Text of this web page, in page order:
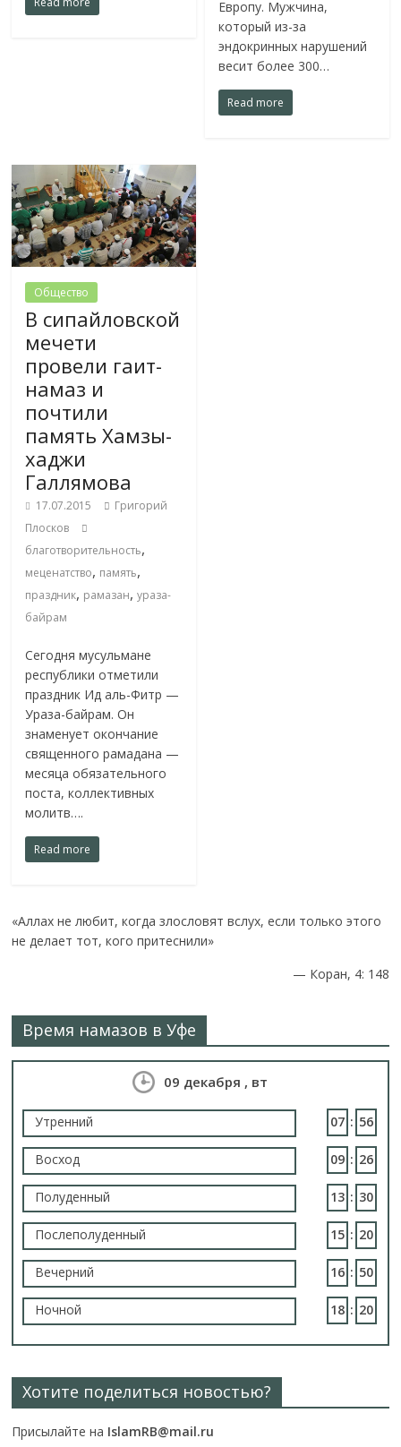
Европу. Мужчина,
который из-за
эндокринных нарушений
весит более 300…
Read more
Общество
В сипайловской
мечети
провели гаит-
намаз и
почтили
память Хамзы-
хаджи
Галлямова
17.07.2015
Григорий
Плосков
благотворительность,
меценатство, память,
праздник, рамазан,ураза-
байрам
Сегодня мусульмане
республики отметили
праздник Ид аль-Фитр —
Ураза-байрам. Он
знаменует окончание
священного рамадана —
месяца обязательного
поста, коллективных
молитв….
Read more
«Аллах не любит, когда злословят вслух, если только этого
не делает тот, кого притеснили»
— Коран, 4: 148
Время намазов в Уфе
09 декабря , вт
Утренний 07 : 56
Восход 09 : 26
Полуденный 13 : 30
Послеполуденный 15 : 20
Вечерний 16 : 50
Ночной 18 : 20
Хотите поделиться новостью?
Присылайте на IslamRB@mail.ru